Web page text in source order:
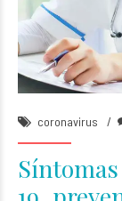
Angela
18/Oct/
coronavirus